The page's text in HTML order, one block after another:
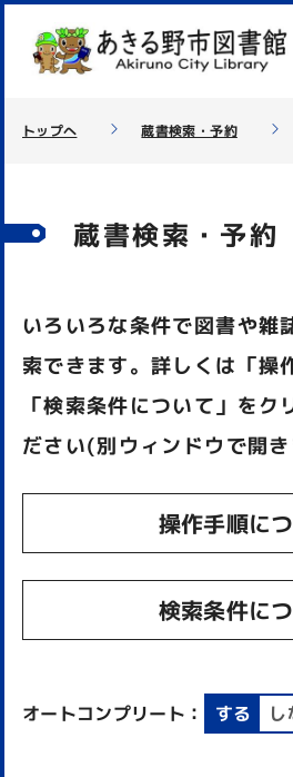
トップへ 蔵書検索・予約
蔵書検索・予約
いろいろな条件で図書や雑
索できます。詳しくは「操
「検索条件について」をク
ださい(別ウィンドウで開
操作手順に
検索条件に
オートコンプリート： する し